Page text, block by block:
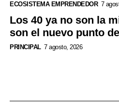
ECOSISTEMA EMPRENDEDOR 7
Los 40 ya no son la
son el nuevo punto
PRINCIPAL 7 agosto, 2026